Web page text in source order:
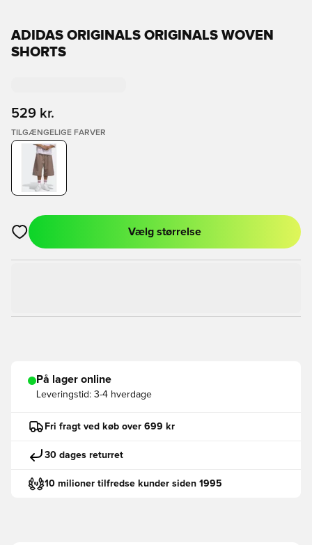
ADIDAS ORIGINALS ORIGINALS WOVEN
SHORTS
529 kr.
TILGÆNGELIGE FARVER
Åbner en Modal til at logge ind eller tilmelde dig som medlem
Vælg størrelse
På lager online
Leveringstid: 3-4 hverdage
Fri fragt ved køb over 699 kr
30 dages returret
10 milioner tilfredse kunder siden 1995